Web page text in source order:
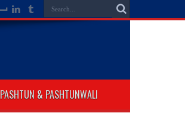
PASHTUN & PASHTUNWALI